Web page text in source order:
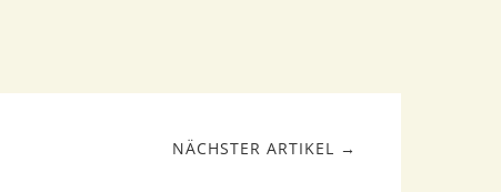
NÄCHSTER ARTIKEL →